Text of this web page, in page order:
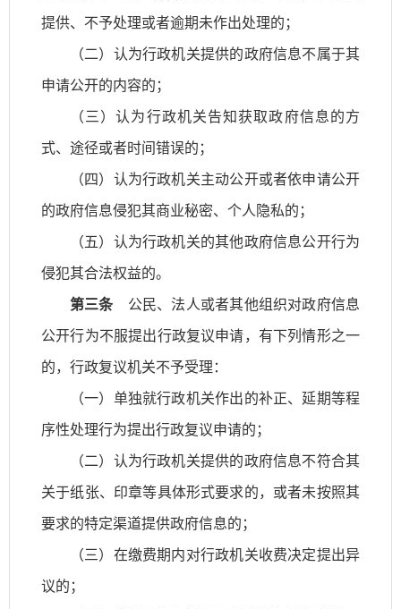
提供、不予处理或者逾期未作出处理的；
（二）认为行政机关提供的政府信息不属于其
申请公开的内容的；
（三）认为行政机关告知获取政府信息的方
式、途径或者时间错误的；
（四）认为行政机关主动公开或者依申请公开
的政府信息侵犯其商业秘密、个人隐私的；
（五）认为行政机关的其他政府信息公开行为
侵犯其合法权益的。
第三条公民、法人或者其他组织对政府信息
公开行为不服提出行政复议申请，有下列情形之一
的，行政复议机关不予受理：
（一）单独就行政机关作出的补正、延期等程
序性处理行为提出行政复议申请的；
（二）认为行政机关提供的政府信息不符合其
关于纸张、印章等具体形式要求的，或者未按照其
要求的特定渠道提供政府信息的；
（三）在缴费期内对行政机关收费决定提出异
议的；